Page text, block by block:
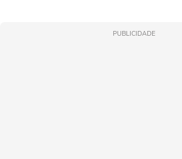
PUBLICIDADE